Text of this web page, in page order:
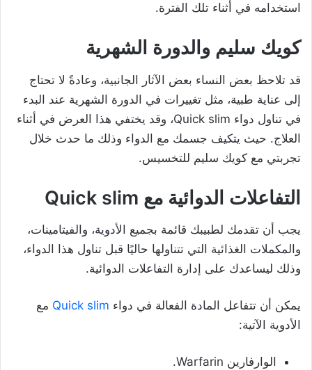
استخدامه في أثناء تلك الفترة.
كويك سليم والدورة الشهرية
قد تلاحظ بعض النساء بعض الآثار الجانبية، وعادةً لا تحتاج
إلى عناية طبية، مثل تغييرات في الدورة الشهرية عند البدء
في تناول دواء Quick slim، وقد يختفي هذا العرض في أثناء
العلاج. حيث يتكيف جسمك مع الدواء وذلك ما حدث خلال
تجربتي مع كويك سليم للتخسيس.
التفاعلات الدوائية مع Quick slim
يجب أن تقدمك لطبيبك قائمة بجميع الأدوية، والفيتامينات،
والمكملات الغذائية التي تتناولها حاليًا قبل تناول هذا الدواء،
وذلك ليساعدك على إدارة التفاعلات الدوائية.
يمكن أن تتفاعل المادة الفعالة في دواء Quick slim مع
الأدوية الآتية:
الوارفارين Warfarin
.